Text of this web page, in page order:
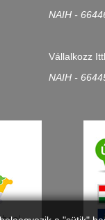
NAIH -
Vállalkozz
NAIH -